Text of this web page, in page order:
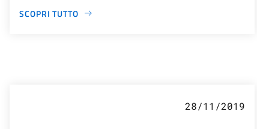
SCOPRI TUTTO
28/11/2019